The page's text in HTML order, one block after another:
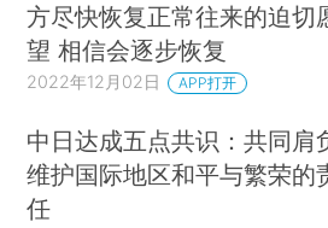
方尽快恢复正常往来的迫切
望 相信会逐步恢复
2022年12月02日 APP打开
中日达成五点共识：共同肩
维护国际地区和平与繁荣的
任